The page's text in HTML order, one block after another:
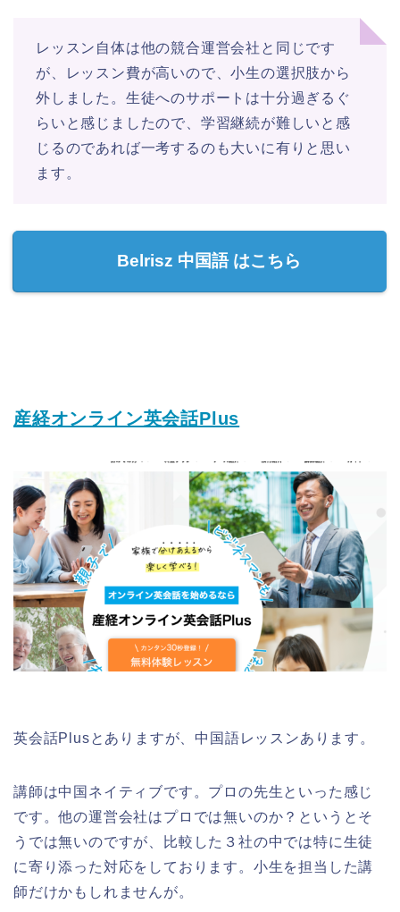
レッスン自体は他の競合運営会社と同じです
が、レッスン費が高いので、小生の選択肢から
外しました。生徒へのサポートは十分過ぎるぐ
らいと感じましたので、学習継続が難しいと感
じるのであれば一考するのも大いに有りと思い
ます。
Belrisz 中国語 はこちら
産経オンライン英会話Plus
英会話Plusとありますが、中国語レッスンあります。
講師は中国ネイティブです。プロの先生といった感じ
です。他の運営会社はプロでは無いのか？というとそ
うでは無いのですが、比較した３社の中では特に生徒
に寄り添った対応をしております。小生を担当した講
師だけかもしれませんが。